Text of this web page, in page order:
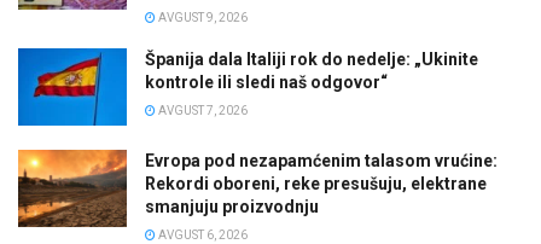
AVGUST 9, 2026
Španija dala Italiji rok do nedelje: „Ukinite
kontrole ili sledi naš odgovor“
AVGUST 7, 2026
Evropa pod nezapamćenim talasom vrućine:
Rekordi oboreni, reke presušuju, elektrane
smanjuju proizvodnju
AVGUST 6, 2026